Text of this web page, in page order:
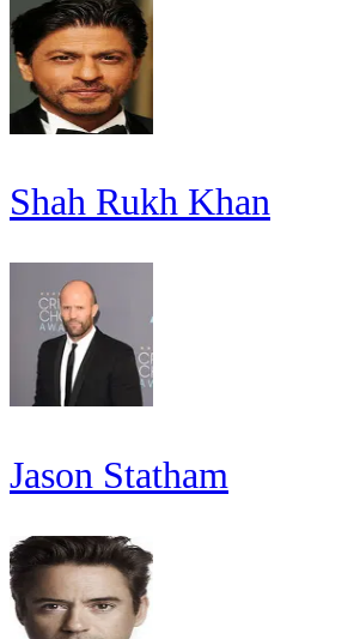
Shah Rukh Khan
Jason Statham